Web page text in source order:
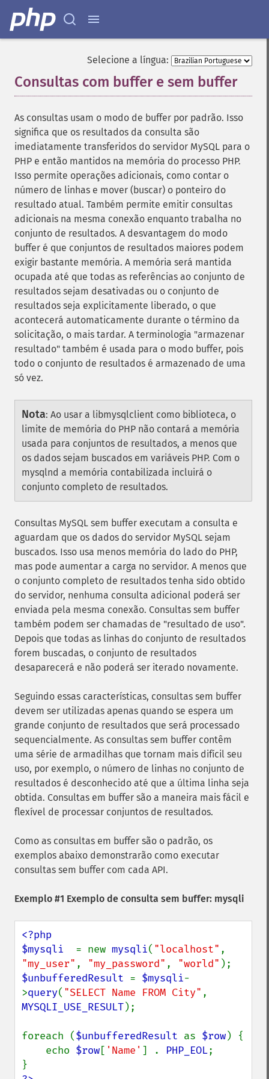
Selecione a língua:
Consultas com buffer e sem buffer¶
As consultas usam o modo de buffer por padrão. Isso
significa que os resultados da consulta são
imediatamente transferidos do servidor MySQL para o
PHP e então mantidos na memória do processo PHP.
Isso permite operações adicionais, como contar o
número de linhas e mover (buscar) o ponteiro do
resultado atual. Também permite emitir consultas
adicionais na mesma conexão enquanto trabalha no
conjunto de resultados. A desvantagem do modo
buffer é que conjuntos de resultados maiores podem
exigir bastante memória. A memória será mantida
ocupada até que todas as referências ao conjunto de
resultados sejam desativadas ou o conjunto de
resultados seja explicitamente liberado, o que
acontecerá automaticamente durante o término da
solicitação, o mais tardar. A terminologia "armazenar
resultado" também é usada para o modo buffer, pois
todo o conjunto de resultados é armazenado de uma
só vez.
Nota: Ao usar a libmysqlclient como biblioteca, o
limite de memória do PHP não contará a memória
usada para conjuntos de resultados, a menos que
os dados sejam buscados em variáveis ​​PHP. Com o
mysqlnd a memória contabilizada incluirá o
conjunto completo de resultados.
Consultas MySQL sem buffer executam a consulta e
aguardam que os dados do servidor MySQL sejam
buscados. Isso usa menos memória do lado do PHP,
mas pode aumentar a carga no servidor. A menos que
o conjunto completo de resultados tenha sido obtido
do servidor, nenhuma consulta adicional poderá ser
enviada pela mesma conexão. Consultas sem buffer
também podem ser chamadas de "resultado de uso".
Depois que todas as linhas do conjunto de resultados
forem buscadas, o conjunto de resultados
desaparecerá e não poderá ser iterado novamente.
Seguindo essas características, consultas sem buffer
devem ser utilizadas apenas quando se espera um
grande conjunto de resultados que será processado
sequencialmente. As consultas sem buffer contêm
uma série de armadilhas que tornam mais difícil seu
uso, por exemplo, o número de linhas no conjunto de
resultados é desconhecido até que a última linha seja
obtida. Consultas em buffer são a maneira mais fácil e
flexível de processar conjuntos de resultados.
Como as consultas em buffer são o padrão, os
exemplos abaixo demonstrarão como executar
consultas sem buffer com cada API.
Exemplo #1 Exemplo de consulta sem buffer: mysqli
<?php
$mysqli = new mysqli( "localhost"
"my_user" , "my_password" , "world"
$unbufferedResult = $mysqli-
>query( "SELECT Name FROM City"
MYSQLI_USE_RESULT);
foreach ($unbufferedResult as $row) {
    echo
$row[ 'Name' ] . PHP_EOL;